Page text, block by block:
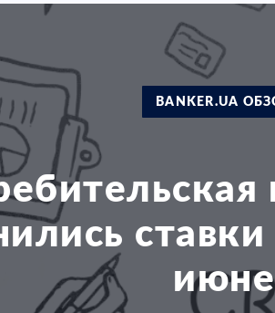
BANKER.UA
июне